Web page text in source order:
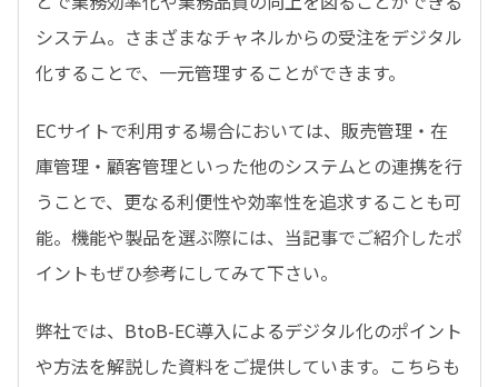
システム。さまざまなチャネルからの受注をデジタル
化することで、一元管理することができます。
ECサイトで利用する場合においては、販売管理・在
庫管理・顧客管理といった他のシステムとの連携を行
うことで、更なる利便性や効率性を追求することも可
能。機能や製品を選ぶ際には、当記事でご紹介したポ
イントもぜひ参考にしてみて下さい。
弊社では、BtoB-EC導入によるデジタル化のポイント
や方法を解説した資料をご提供しています。こちらも